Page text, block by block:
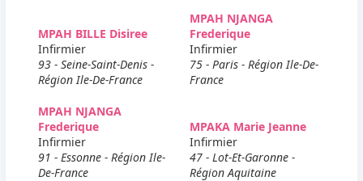
MPAH BILLE Disiree
Infirmier
93 - Seine-Saint-Denis -
Région Ile-De-France
MPAH NJANGA
Frederique
Infirmier
75 - Paris - Région Ile-De-
France
MPAH NJANGA
Frederique
Infirmier
91 - Essonne - Région Ile-
De-France
MPAKA Marie Jeanne
Infirmier
47 - Lot-Et-Garonne -
Région Aquitaine